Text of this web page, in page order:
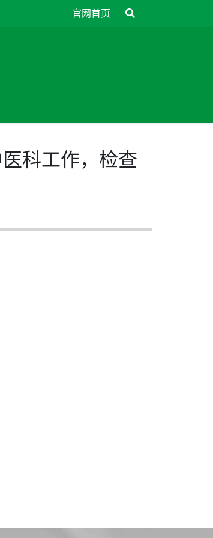
官网首页
科工作，检查